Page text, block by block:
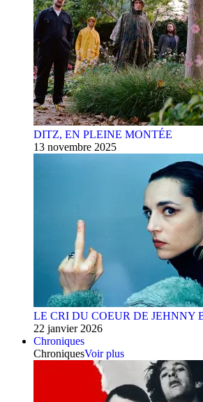
DITZ, EN PLEINE MONTÉE
13 novembre 2025
LE CRI DU COEUR DE JEHNNY
22 janvier 2026
Chroniques
ChroniquesVoir plus